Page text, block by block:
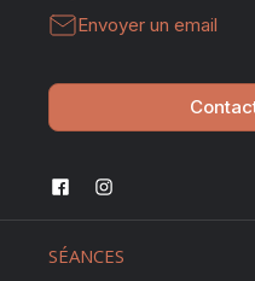
Envoyer un email
SÉANCES